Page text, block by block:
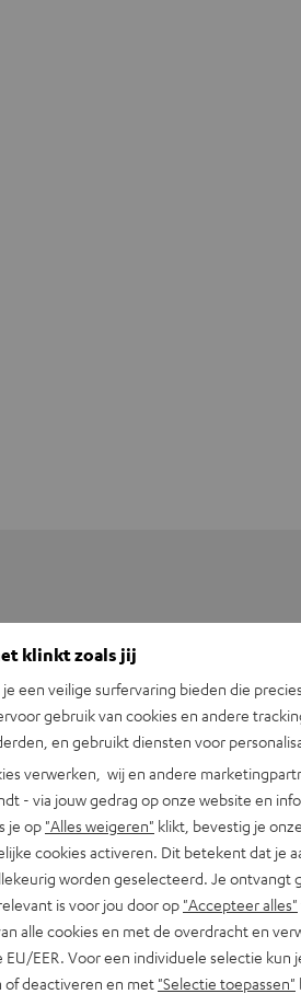
klinkt zoals jij
je een veilige surfervaring bieden die
gebruik van cookies en andere
en gebruikt diensten voor
verwerken, wij en andere
- via jouw gedrag op onze website en
je op "Alles weigeren" klikt, bevestig je
cookies activeren. Dit betekent dat je
worden geselecteerd. Je ontvangt
is voor jou door op "Accepteer alles"
alle cookies en met de overdracht en
EU/EER. Voor een individuele selectie kun
of deactiveren en met "Selectie toepassen"